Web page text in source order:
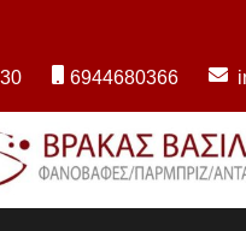
6944680366